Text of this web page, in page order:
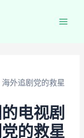
外追剧党的救星
电视剧
的救星